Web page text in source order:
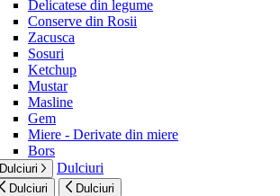
Delicatese din legume
Conserve din Rosii
Zacusca
Sosuri
Ketchup
Mustar
Masline
Gem
Miere - Derivate din miere
Bors
Dulciuri Dulciuri
Dulciuri Dulciuri